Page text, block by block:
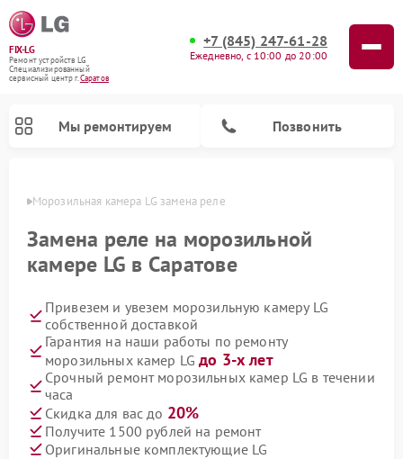
FIX-LG
Ремонт устройств LG
Специализированный
cервисный центр г.Саратов
+7 (845) 247-61-28
Ежедневно, с 10:00 до 20:00
Мы ремонтируем Позвонить
Морозильная камера LG замена реле
Замена реле на морозильной
камере LG в Саратове
Привезем и увезем морозильную камеру LG
собственной доставкой
Гарантия на наши работы по ремонту
морозильных камер LGдо 3-х лет
Срочный ремонт морозильных камер LG в течении
часа
Скидка для вас до 20%
Получите 1500 рублей на ремонт
Оригинальные комплектующие LG